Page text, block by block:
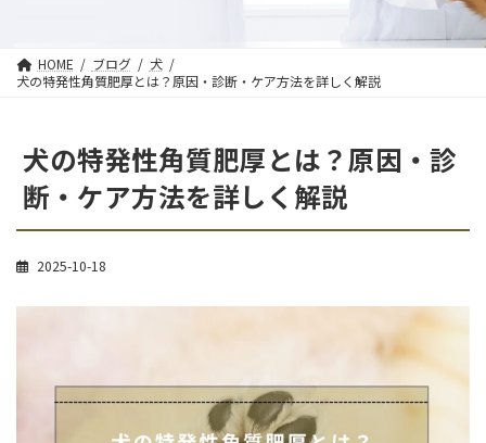
HOME ブログ
犬
犬の特発性角質肥厚とは？原因・診断・ケア方法を詳しく解説
犬の特発性角質肥厚とは？原因・診
断・ケア方法を詳しく解説
2025-10-18